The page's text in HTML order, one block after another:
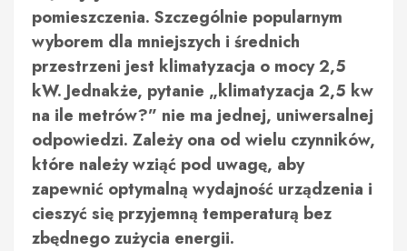
pomieszczenia. Szczególnie popularnym
wyborem dla mniejszych i średnich
przestrzeni jest klimatyzacja o mocy 2,5
kW. Jednakże, pytanie „klimatyzacja 2,5 kw
na ile metrów?” nie ma jednej, uniwersalnej
odpowiedzi. Zależy ona od wielu czynników,
które należy wziąć pod uwagę, aby
zapewnić optymalną wydajność urządzenia i
cieszyć się przyjemną temperaturą bez
zbędnego zużycia energii.